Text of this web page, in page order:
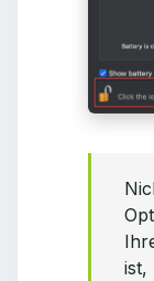
ist,